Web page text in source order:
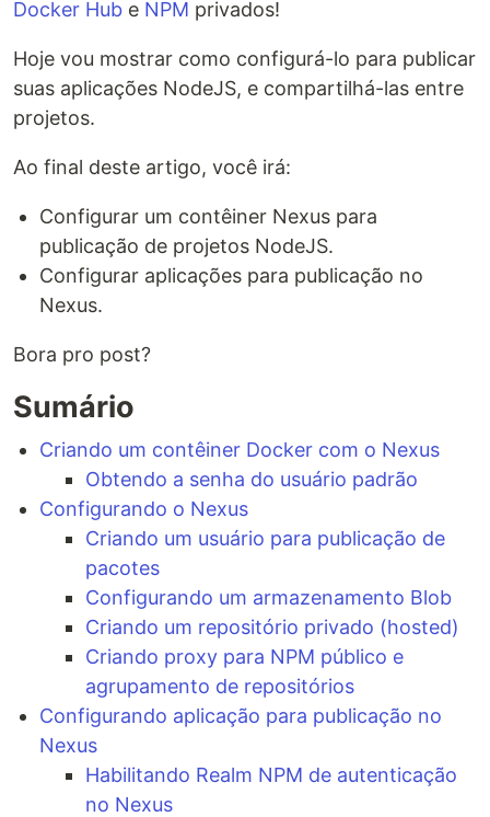
Docker Hub e NPM privados!
Hoje vou mostrar como configurá-lo para publicar
suas aplicações NodeJS, e compartilhá-las entre
projetos.
Ao final deste artigo, você irá:
Configurar um contêiner Nexus para
publicação de projetos NodeJS.
Configurar aplicações para publicação no
Nexus.
Bora pro post?
Sumário
Criando um contêiner Docker com o Nexus
Obtendo a senha do usuário padrão
Configurando o Nexus
Criando um usuário para publicação de
pacotes
Configurando um armazenamento Blob
Criando um repositório privado (hosted)
Criando proxy para NPM público e
agrupamento de repositórios
Configurando aplicação para publicação no
Nexus
Habilitando Realm NPM de autenticação
no Nexus